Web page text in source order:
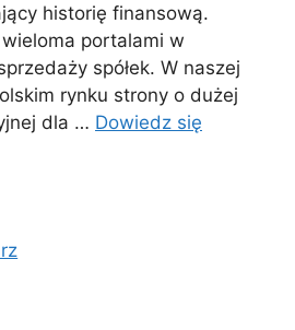
historię finansową.
wieloma portalami w
spółek. W naszej
rynku strony o dużej
dla … Dowiedz się